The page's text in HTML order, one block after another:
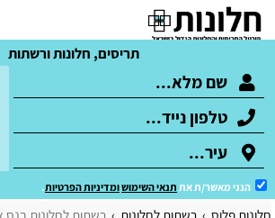
תריסים, חלונות ורשתות
הנני מאשר/ת את תנאי השימושומדיניות הפרטיות.
חלונות פלוס רשתות לחלונות רשתות לחלונות בנס